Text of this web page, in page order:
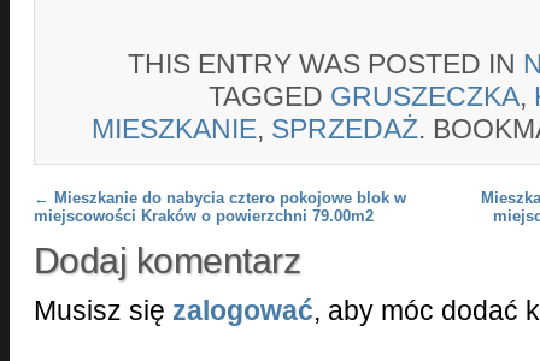
THIS ENTRY WAS POSTED IN
TAGGED GRUSZECZKA,
MIESZKANIE, SPRZEDAŻ.
Post navigation
← Mieszkanie do nabycia cztero pokojowe blok w
miejscowości Kraków o powierzchni 79.00m2
Dodaj komentarz
Musisz się zalogować, aby móc dodać